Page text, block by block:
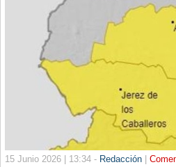
15 Junio 2026 | 13:34 - Redacción|